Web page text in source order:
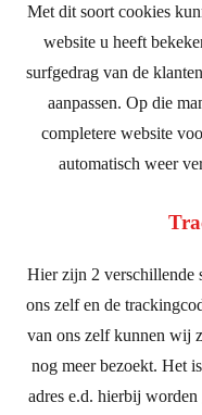
Met dit soort cookies
website u heeft
surfgedrag van de
aanpassen. Op die
completere website
automatisch weer
Hier zijn 2 verschillende
ons zelf en de
van ons zelf kunnen wij
nog meer bezoekt. Het
adres e.d. hierbij